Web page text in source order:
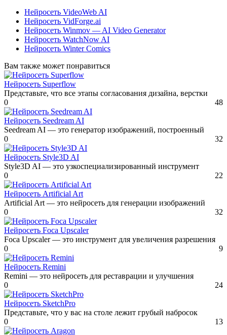
Нейросеть VideoWeb AI
Нейросеть VidForge.ai
Нейросеть Winmov — AI Video Generator
Нейросеть WatchNow AI
Нейросеть Winter Comics
Вам также может понравиться
Нейросеть Superflow
Представьте, что все этапы согласования дизайна, верстки
0
48
Нейросеть Seedream AI
Seedream AI — это генератор изображений, построенный
0
32
Нейросеть Style3D AI
Style3D AI — это узкоспециализированный инструмент
0
22
Нейросеть Artificial Art
Artificial Art — это нейросеть для генерации изображений
0
32
Нейросеть Foca Upscaler
Foca Upscaler — это инструмент для увеличения разрешения
0
9
Нейросеть Remini
Remini — это нейросеть для реставрации и улучшения
0
24
Нейросеть SketchPro
Представьте, что у вас на столе лежит грубый набросок
0
13